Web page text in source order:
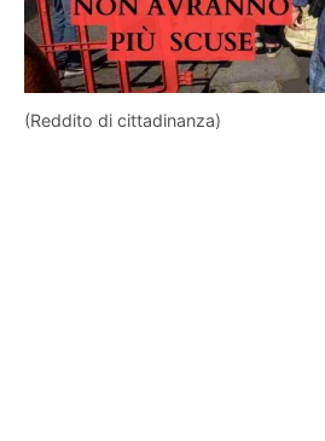
(Reddito di cittadinanza)